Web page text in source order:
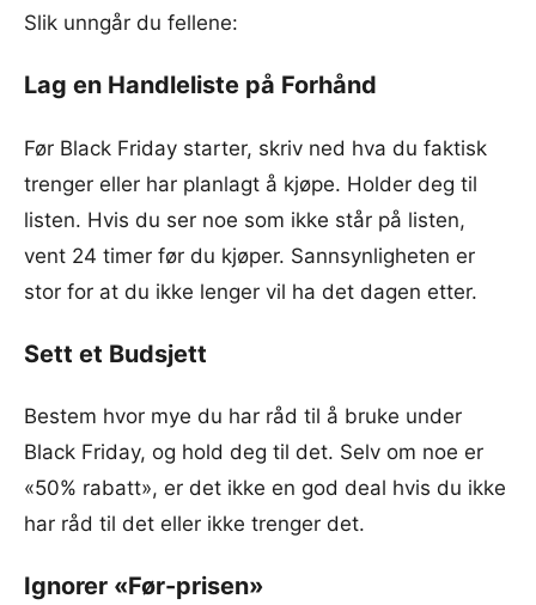
Slik unngår du fellene:
Lag en Handleliste på Forhånd
Før Black Friday starter, skriv ned hva du faktisk
trenger eller har planlagt å kjøpe. Holder deg til
listen. Hvis du ser noe som ikke står på listen,
vent 24 timer før du kjøper. Sannsynligheten er
stor for at du ikke lenger vil ha det dagen etter.
Sett et Budsjett
Bestem hvor mye du har råd til å bruke under
Black Friday, og hold deg til det. Selv om noe er
«50% rabatt», er det ikke en god deal hvis du ikke
har råd til det eller ikke trenger det.
Ignorer «Før-prisen»